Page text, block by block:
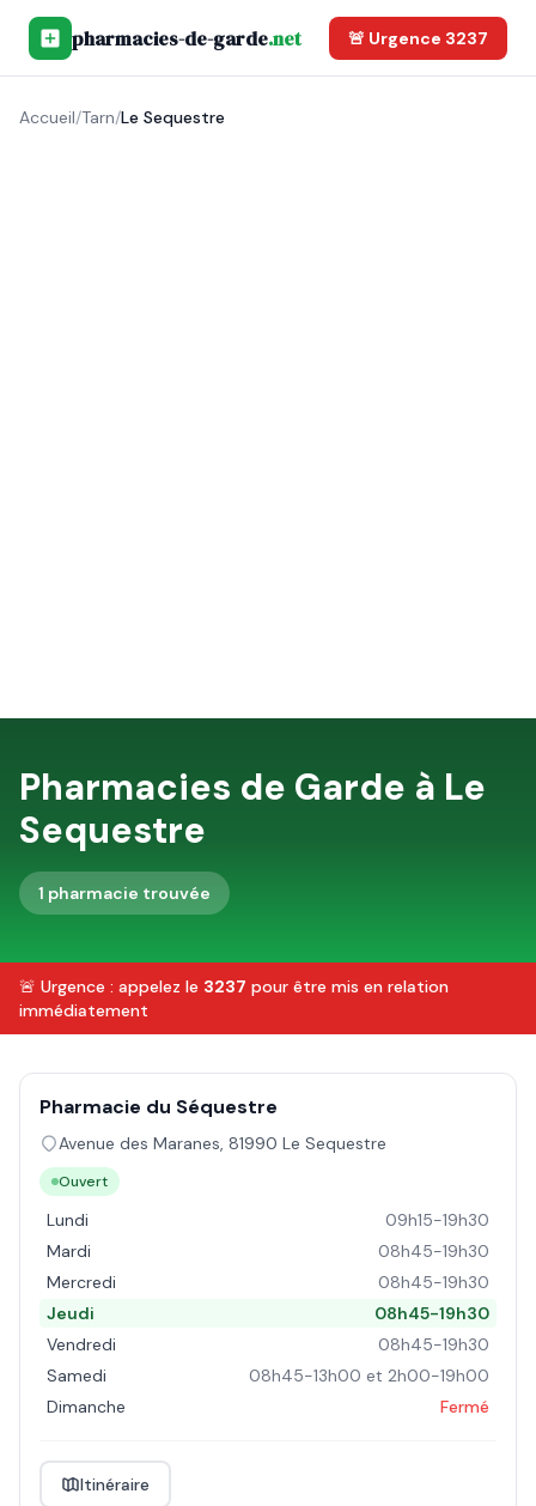
pharmacies-de-garde.net 🚨 Urgence 3237
Accueil/Tarn/Le Sequestre
Pharmacies de Garde à Le
Sequestre
1 pharmacie trouvée
🚨 Urgence : appelez le 3237 pour être mis en relation
immédiatement
Pharmacie du Séquestre
Avenue des Maranes, 81990 Le Sequestre
Ouvert
Lundi
09h15-19h30
Mardi
08h45-19h30
Mercredi
08h45-19h30
Jeudi
08h45-19h30
Vendredi
08h45-19h30
Samedi
08h45-13h00 et 2h00-19h00
Dimanche
Fermé
Itinéraire